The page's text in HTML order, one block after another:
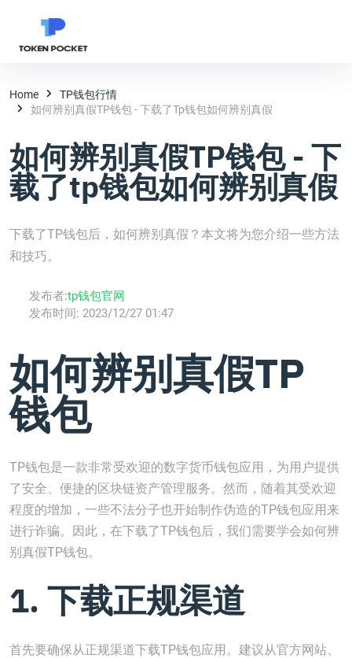
Home
TP钱包行情
如何辨别真假TP钱包 - 下载了tp钱包如何辨别真假
如何辨别真假TP钱包 - 下
载了tp钱包如何辨别真假
下载了TP钱包后，如何辨别真假？本文将为您介绍一些方法
和技巧。
发布者:tp钱包官网
发布时间: 2023/12/27 01:47
如何辨别真假TP
钱包
TP钱包是一款非常受欢迎的数字货币钱包应用，为用户提供
了安全、便捷的区块链资产管理服务。然而，随着其受欢迎
程度的增加，一些不法分子也开始制作伪造的TP钱包应用来
进行诈骗。因此，在下载了TP钱包后，我们需要学会如何辨
别真假TP钱包。
1. 下载正规渠道
首先要确保从正规渠道下载TP钱包应用。建议从官方网站、